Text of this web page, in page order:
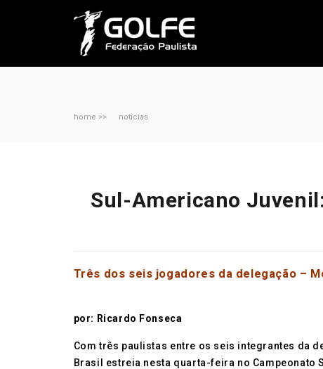
home >> notícias
Sul-Americano
Três dos seis jogadores da delegação –
por: Ricardo Fonseca
Com três paulistas entre os seis integrantes da
Brasil estreia nesta quarta-feira no Campeonato